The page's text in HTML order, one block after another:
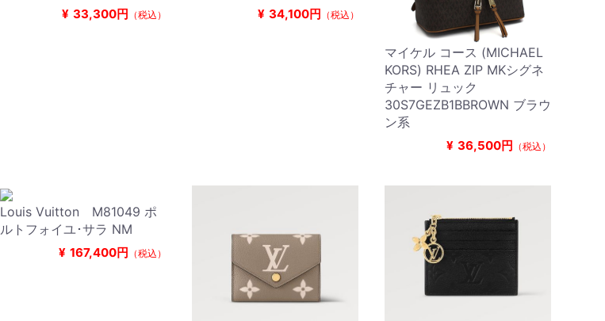
¥ 33,300円 （税込） ¥ 34,100円 （税込）
マイケル コース (MICHAEL
KORS) RHEA ZIP MKシグネ
チャー リュック
30S7GEZB1BBROWN ブラウ
ン系
¥ 36,500円 （税込）
Louis Vuitton M81049 ポ
ルトフォイユ･サラ NM
¥ 167,400円 （税込）